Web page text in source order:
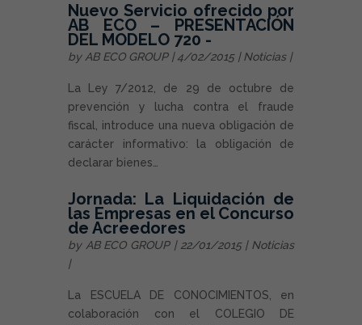
Nuevo Servicio ofrecido por
AB ECO – PRESENTACIÓN
DEL MODELO 720 -
by AB ECO GROUP| 4/02/2015 |Noticias|
La Ley 7/2012, de 29 de octubre de
prevención y lucha contra el fraude
fiscal, introduce una nueva obligación de
carácter informativo: la obligación de
declarar bienes…
Jornada: La Liquidación de
las Empresas en el Concurso
de Acreedores
by AB ECO GROUP| 22/01/2015 | Noticias
|
La ESCUELA DE CONOCIMIENTOS, en
colaboración con el COLEGIO DE